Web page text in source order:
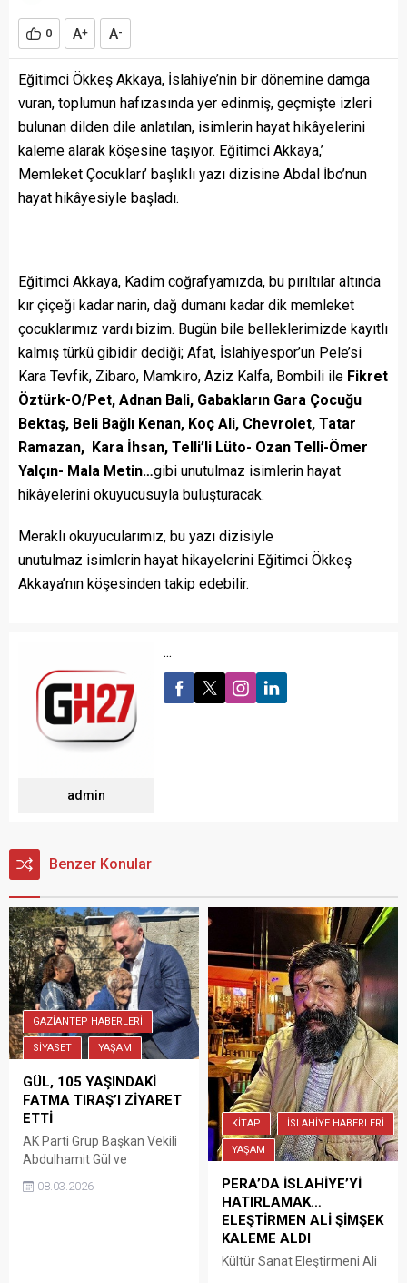
0 A+ A-
Eğitimci Ökkeş Akkaya, İslahiye’nin bir dönemine damga
vuran, toplumun hafızasında yer edinmiş, geçmişte izleri
bulunan dilden dile anlatılan, isimlerin hayat hikâyelerini
kaleme alarak köşesine taşıyor. Eğitimci Akkaya,’
Memleket Çocukları’ başlıklı yazı dizisine Abdal İbo’nun
hayat hikâyesiyle başladı.
Eğitimci Akkaya, Kadim coğrafyamızda, bu pırıltılar altında
kır çiçeği kadar narin, dağ dumanı kadar dik memleket
çocuklarımız vardı bizim. Bugün bile belleklerimizde kayıtlı
kalmış türkü gibidir dediği; Afat, İslahiyespor’un Pele’si
Kara Tevfik, Zibaro, Mamkiro, Aziz Kalfa, Bombili ile Fikret
Öztürk-O/Pet, Adnan Bali, Gabakların Gara Çocuğu
Bektaş, Beli Bağlı Kenan, Koç Ali, Chevrolet, Tatar
Ramazan, Kara İhsan, Telli’li Lüto- Ozan Telli-Ömer
Yalçın- Mala Metin…gibi unutulmaz isimlerin hayat
hikâyelerini okuyucusuyla buluşturacak.
Meraklı okuyucularımız, bu yazı dizisiyle
unutulmaz isimlerin hayat hikayelerini Eğitimci Ökkeş
Akkaya’nın köşesinden takip edebilir.
admin
...
Benzer Konular
GAZİANTEP HABERLERİ
SİYASET YAŞAM
GÜL, 105 YAŞINDAKİ
FATMA TIRAŞ’I ZİYARET
ETTİ
AK Parti Grup Başkan Vekili
Abdulhamit Gül ve
Gaziantep’in İslahiye
08.03.2026
KİTAP İSLAHİYE HABERLERİ
YAŞAM
PERA’DA İSLAHİYE’Yİ
HATIRLAMAK…
ELEŞTİRMEN ALİ ŞİMŞEK
KALEME ALDI
Kültür Sanat Eleştirmeni Ali